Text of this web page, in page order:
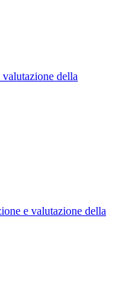
della
e valutazione della